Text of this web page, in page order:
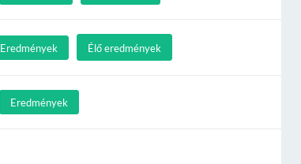
Eredmények Élő eredmények
Eredmények